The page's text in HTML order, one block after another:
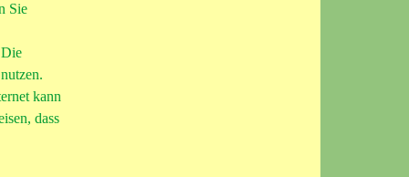
Sie
kann
dass